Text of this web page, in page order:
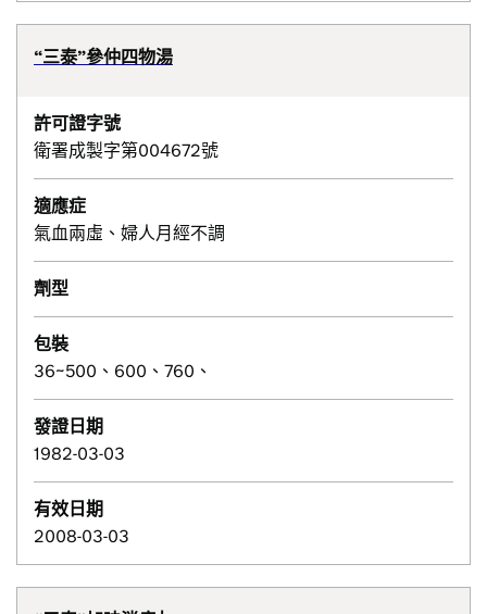
“三泰”參仲四物湯
許可證字號
衛署成製字第004672號
適應症
氣血兩虛、婦人月經不調
劑型
包裝
36~500、600、760、
發證日期
1982-03-03
有效日期
2008-03-03